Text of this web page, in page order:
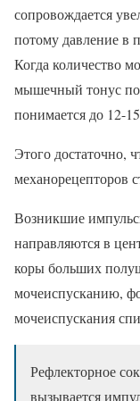
сопровождается
потому давление в
Когда количество
мышечный тонус
понимается до 12-
Этого достаточно,
механорецепторов
Возникшие
направляются в
коры больших
мочеиспусканию,
мочеиспускания
Рефлекторное
вызывается